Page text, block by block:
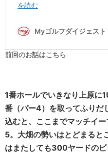
前回のお話はこちら
1番ホールでいきなり上原に
番（パー4）を取ってふりだ
込むと、ここまでマッチイ
5。大畑の勢いはとどまると
はまたしても300ヤードの